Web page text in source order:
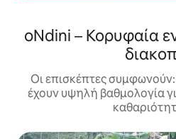
oNdini – Κορυφαία
Οι επισκέπτες
έχουν υψηλή βαθμολογία